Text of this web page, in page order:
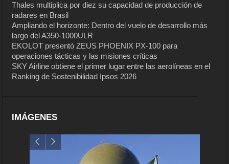
Thales multiplica por diez su capacidad de producción de
radares en Brasil
Ampliando el horizonte: Dentro del vuelo de desarrollo más
largo del A350-1000ULR
EKOLOT presentó ZEUS PHOENIX PX-100 para
operaciones tácticas y las misiones críticas
SKY Airline obtiene el primer lugar entre las aerolíneas en el
Ranking de Sostenibilidad Ipsos 2026
IMÁGENES